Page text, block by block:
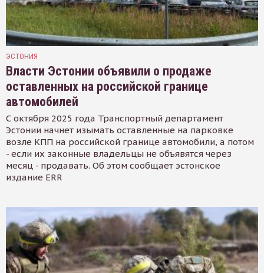
ЭСТОНИЯ
Власти Эстонии объявили о продаже
оставленных на российской границе
автомобилей
С октября 2025 года Транспортный департамент
Эстонии начнет изымать оставленные на парковке
возле КПП на российской границе автомобили, а потом
- если их законные владельцы не объявятся через
месяц - продавать. Об этом сообщает эстонское
издание ERR